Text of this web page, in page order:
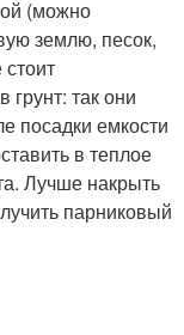
(можно
землю, песок,
грунт: так они
посадки емкости
в теплое
Лучше накрыть
парниковый